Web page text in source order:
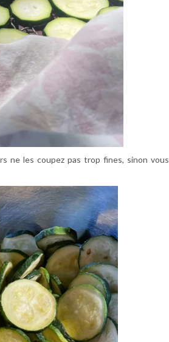
ne les coupez pas trop fines, sinon vous